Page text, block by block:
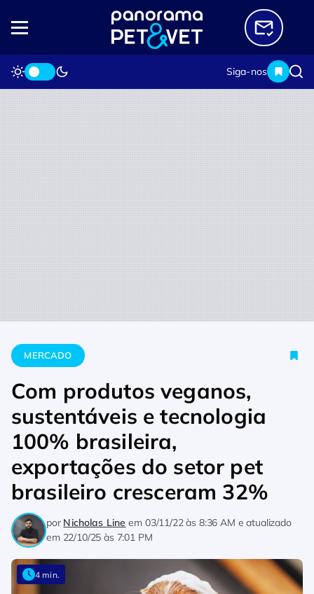
Siga-nos
Home Mercado Com produtos veganos, sustentáveis e
MERCADO
Com produtos veganos,
sustentáveis e tecnologia
100% brasileira,
exportações do setor pet
brasileiro cresceram 32%
por Nicholas Line em 03/11/22 às 8:36 AM e atualizado
em 22/10/25 às 7:01 PM
4 min.